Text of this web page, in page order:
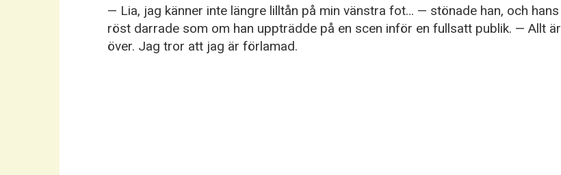
— Lia, jag känner inte längre lilltån på min vänstra fot… — stönade han, och hans
röst darrade som om han uppträdde på en scen inför en fullsatt publik. — Allt är
över. Jag tror att jag är förlamad.